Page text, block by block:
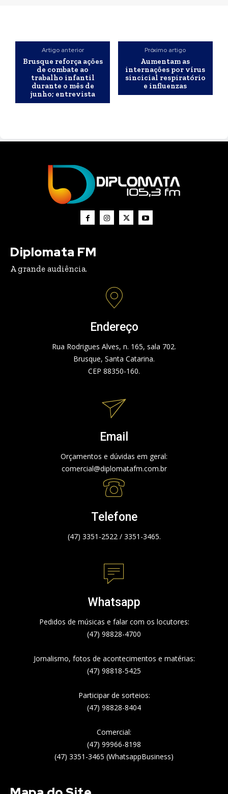
Artigo anterior
Brusque reforça ações
de combate ao
trabalho infantil
durante o mês de
junho; entrevista
Próximo artigo
Aumentam as
internações por vírus
sincicial respiratório
e influenzas
Diplomata FM
A grande audiência.
Endereço
Rua Rodrigues Alves, n. 165, sala 702.
Brusque, Santa Catarina.
CEP 88350-160.
Email
Orçamentos e dúvidas em geral:
comercial@diplomatafm.com.br
Telefone
(47) 3351-2522 / 3351-3465.
Whatsapp
Pedidos de músicas e falar com os locutores:
(47) 98828-4700
Jornalismo, fotos de acontecimentos e matérias:
(47) 98818-5425
Participar de sorteios:
(47) 98828-8404
Comercial:
(47) 99966-8198
(47) 3351-3465 (WhatsappBusiness)